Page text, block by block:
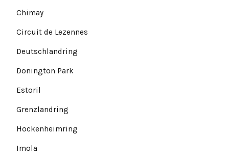
Chimay
Circuit de Lezennes
Deutschlandring
Donington Park
Estoril
Grenzlandring
Hockenheimring
Imola